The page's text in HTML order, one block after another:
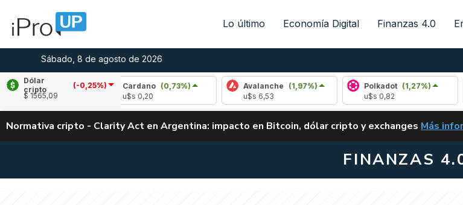
Lo último Economía Digital Finanzas 4.0
Sábado, 8 de agosto de 2026
Dólar
cripto
(-0,25%)
$ 1565,09
Cardano
(0,73%)
Avalanche (1,97%)
Polkadot
(1,27%)
Normativa cripto - Clarity Act en Argentina: impacto en Bitcoin, dólar cripto y exchanges Más
FINANZAS